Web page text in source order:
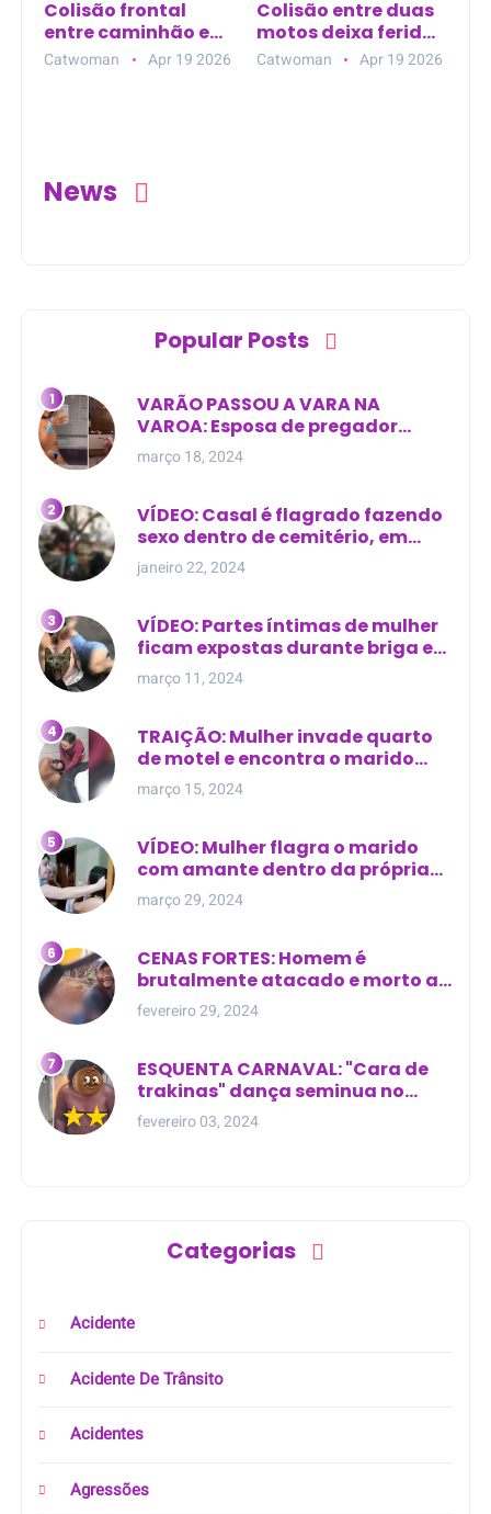
Colisão frontal
entre caminhão e
SUV deixa três
mortos na BR-101
Catwoman Apr 19 2026
Colisão entre duas
motos deixa feridos
na avenida
principal de Nova
Catwoman Apr 19 2026
News
Popular Posts
VARÃO PASSOU A VARA NA
VAROA: Esposa de pregador
evangélico descobre
relacionamento extra-conjugal
março 18, 2024
VÍDEO: Casal é flagrado fazendo
sexo dentro de cemitério, em
cima de túmulo no Maranhão
janeiro 22, 2024
VÍDEO: Partes íntimas de mulher
ficam expostas durante briga em
Manaus
março 11, 2024
TRAIÇÃO: Mulher invade quarto
de motel e encontra o marido
com outra na cama
março 15, 2024
VÍDEO: Mulher flagra o marido
com amante dentro da própria
residência
março 29, 2024
CENAS FORTES: Homem é
brutalmente atacado e morto a
golpes de facão em joão lisboa
fevereiro 29, 2024
ESQUENTA CARNAVAL: "Cara de
trakinas" dança seminua no
meio da rua na Bahia
fevereiro 03, 2024
Categorias
Acidente
Acidente De Trânsito
Acidentes
Agressões